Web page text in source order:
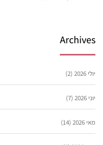
Archives
יולי 2026 (2)
יוני 2026 (7)
מאי 2026 (14)